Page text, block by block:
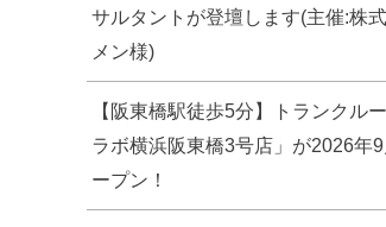
サルタントが登壇します(主催:株
メン様)
【阪東橋駅徒歩5分】トランクル
ラボ横浜阪東橋3号店」が2026年
ープン！